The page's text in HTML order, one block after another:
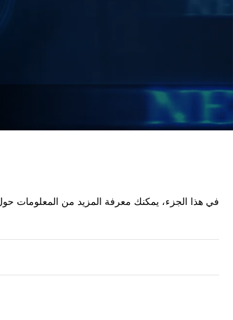
في هذا الجزء، يمكنك معرفة المزيد من المعلومات